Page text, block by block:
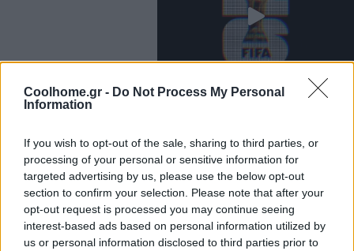
Coolhome.gr - Do Not Process My Personal
Information
If you wish to opt-out of the sale, sharing to third parties, or
processing of your personal or sensitive information for
targeted advertising by us, please use the below opt-out
section to confirm your selection. Please note that after your
opt-out request is processed you may continue seeing
interest-based ads based on personal information utilized by
us or personal information disclosed to third parties prior to